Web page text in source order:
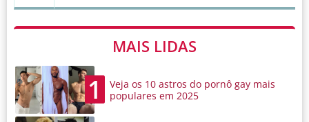
MAIS LIDAS
1
Veja os 10 astros do pornô gay mais
populares em 2025